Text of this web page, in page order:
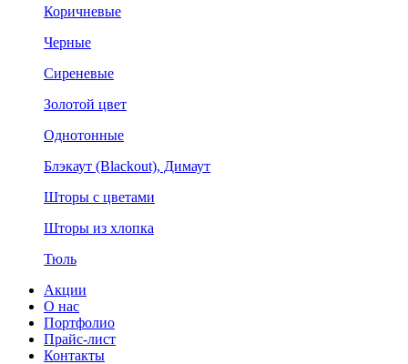
Коричневые
Черные
Сиреневые
Золотой цвет
Однотонные
Блэкаут (Blackout), Димаут
Шторы с цветами
Шторы из хлопка
Тюль
Акции
О нас
Портфолио
Прайс-лист
Контакты